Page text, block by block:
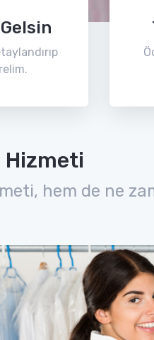
Hizmeti
hem de ne